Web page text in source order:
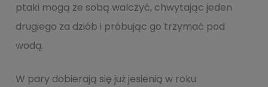
ptaki mogą ze sobą walczyć, chwytając jeden
drugiego za dziób i próbując go trzymać pod
wodą.
W pary dobierają się już jesienią w roku